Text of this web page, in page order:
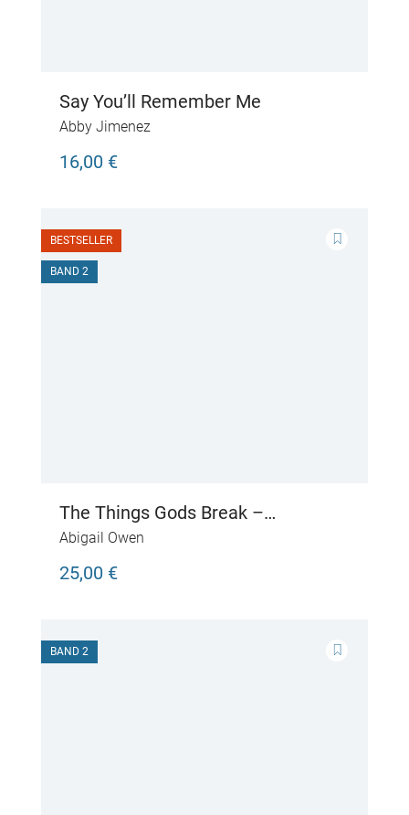
Say You’ll Remember Me
Abby Jimenez
16,00 €
BESTSELLER
BAND 2
The Things Gods Break –
Schattenverführt
Abigail Owen
25,00 €
BAND 2